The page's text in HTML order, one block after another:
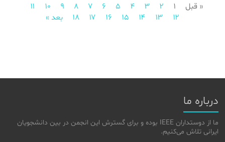
« قبل ۱ ۲ ۳ ۴ ۵ ۶ ۷ ۸ ۹ ۱۰
۱۱
۱۲
۱۳ ۱۴ ۱۵ ۱۶ ۱۷ ۱۸ بعد »
درباره ما
ما از دوستداران IEEE بوده و برای گسترش این انجمن در بین دانشجویان
ایرانی تلاش می‌کنیم.